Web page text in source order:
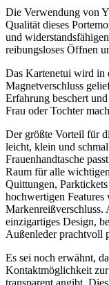
Die Verwendung von
Qualität dieses
und
reibungsloses Öffnen
Das Kartenetui wird in
Magnetverschluss
Erfahrung beschert
Frau oder Tochter
Der größte Vorteil für
leicht, klein und
Frauenhandtasche
Raum für alle
Quittungen,
hochwertigen
Markenreißverschluss.
einzigartiges Design,
Außenleder prachtvoll
Es sei noch erwähnt,
Kontaktmöglichkeit